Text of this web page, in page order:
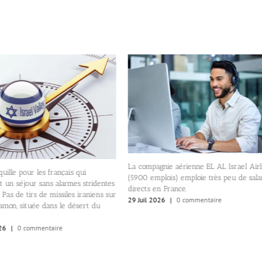
pour les français qui
un séjour sans alarmes stridentes
de tirs de missiles iraniens sur
située dans le désert du
| 0 commentaire
La compagnie aérienne EL AL Israel
(5900 emplois) emploie très peu de
directs en France.
29 Juil 2026 | 0 commentaire